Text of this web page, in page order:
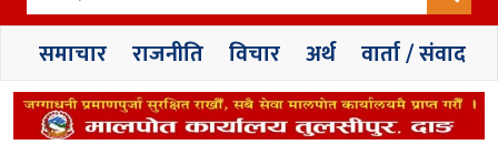
समाचार राजनीति विचार अर्थ वार्ता / संवाद